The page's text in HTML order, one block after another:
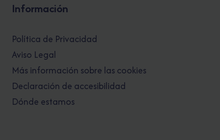
Información
Política de Privacidad
Aviso Legal
Más información sobre las cookies
Declaración de accesibilidad
Dónde estamos